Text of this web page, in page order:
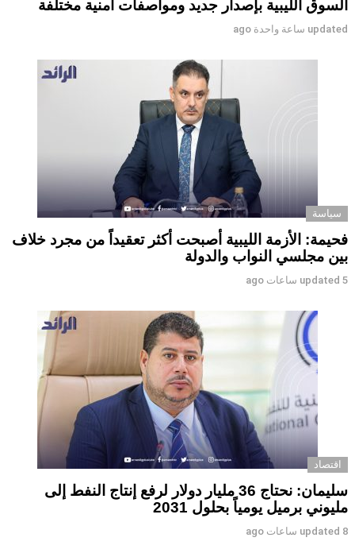
السوق الليبية بإصدار جديد ومواصفات أمنية مختلفة
updated ساعة واحدة ago
سياسة
فحيمة: الأزمة الليبية أصبحت أكثر تعقيداً من مجرد خلاف
بين مجلسي النواب والدولة
updated 5 ساعات ago
اقتصاد
سليمان: نحتاج 36 مليار دولار لرفع إنتاج النفط إلى
مليوني برميل يومياً بحلول 2031
updated 8 ساعات ago